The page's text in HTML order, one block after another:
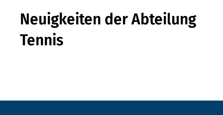
Neuigkeiten der Abteilung
Tennis